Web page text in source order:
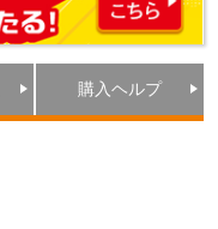
購入ヘルプ